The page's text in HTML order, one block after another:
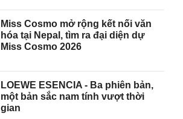
Miss Cosmo mở rộng kết nối văn
hóa tại Nepal, tìm ra đại diện dự
Miss Cosmo 2026
LOEWE ESENCIA - Ba phiên bản,
một bản sắc nam tính vượt thời
gian